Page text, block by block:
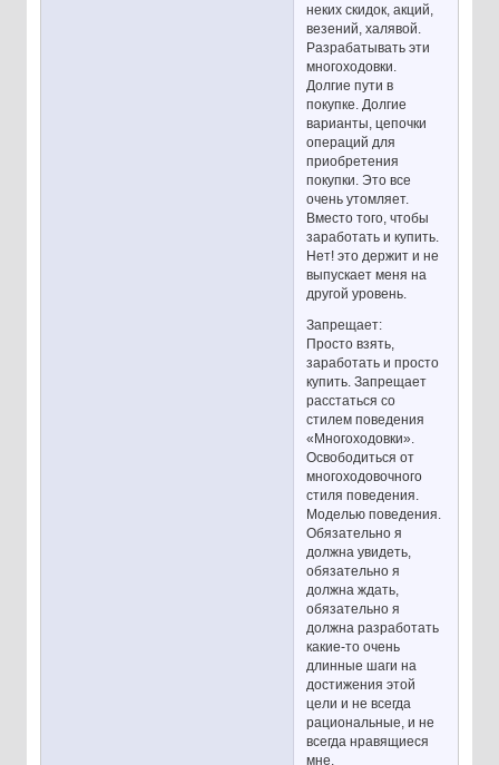
неких скидок, акций,
везений, халявой.
Разрабатывать эти
многоходовки.
Долгие пути в
покупке. Долгие
варианты, цепочки
операций для
приобретения
покупки. Это все
очень утомляет.
Вместо того, чтобы
заработать и купить.
Нет! это держит и не
выпускает меня на
другой уровень.
Запрещает:
Просто взять,
заработать и просто
купить. Запрещает
расстаться со
стилем поведения
«Многоходовки».
Освободиться от
многоходовочного
стиля поведения.
Моделью поведения.
Обязательно я
должна увидеть,
обязательно я
должна ждать,
обязательно я
должна разработать
какие-то очень
длинные шаги на
достижения этой
цели и не всегда
рациональные, и не
всегда нравящиеся
мне.